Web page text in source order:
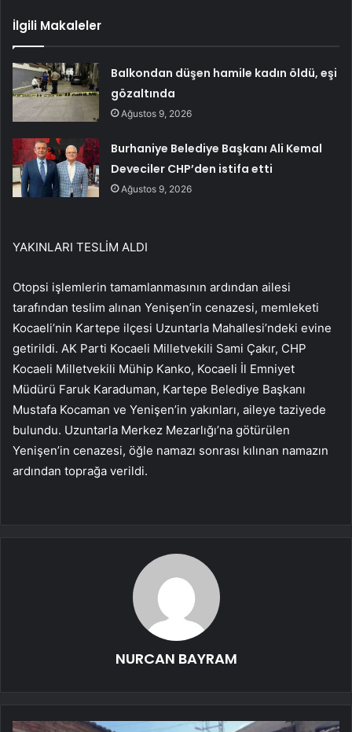
İlgili Makaleler
Balkondan düşen hamile kadın öldü, eşi
gözaltında
Ağustos 9, 2026
Burhaniye Belediye Başkanı Ali Kemal
Deveciler CHP’den istifa etti
Ağustos 9, 2026
YAKINLARI TESLİM ALDI
Otopsi işlemlerin tamamlanmasının ardından ailesi
tarafından teslim alınan Yenişen’in cenazesi, memleketi
Kocaeli’nin Kartepe ilçesi Uzuntarla Mahallesi’ndeki evine
getirildi. AK Parti Kocaeli Milletvekili Sami Çakır, CHP
Kocaeli Milletvekili Mühip Kanko, Kocaeli İl Emniyet
Müdürü Faruk Karaduman, Kartepe Belediye Başkanı
Mustafa Kocaman ve Yenişen’in yakınları, aileye taziyede
bulundu. Uzuntarla Merkez Mezarlığı’na götürülen
Yenişen’in cenazesi, öğle namazı sonrası kılınan namazın
ardından toprağa verildi.
NURCAN BAYRAM